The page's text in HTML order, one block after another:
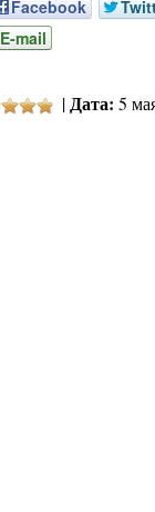
Facebook
E-mail
| Дата: 5